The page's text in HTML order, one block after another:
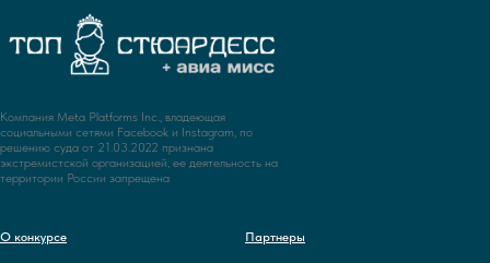
Компания Meta Platforms Inc., владеющая
социальными сетями Facebook и Instagram, по
решению суда от 21.03.2022 признана
экстремистской организацией, ее деятельность на
территории России запрещена
О конкурсе Партнеры